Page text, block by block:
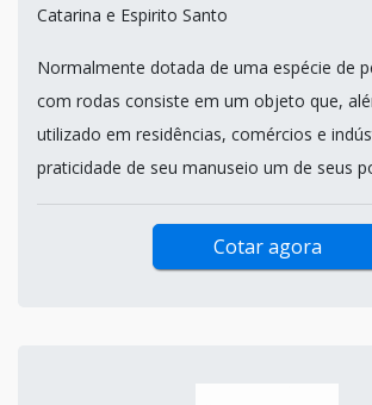
Catarina e Espirito Santo
Normalmente dotada de uma espécie de
com rodas consiste em um objeto que,
utilizado em residências, comércios e
praticidade de seu manuseio um de seus
Cotar agora